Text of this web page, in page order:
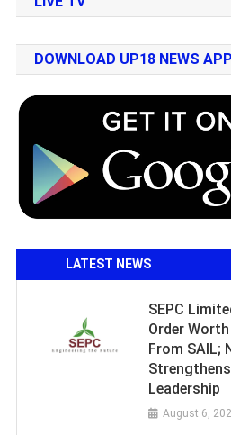
DOWNLOAD UP18 NEWS APP
LATEST NEWS
SEPC
Order
From SAIL;
Leadership
August 6,